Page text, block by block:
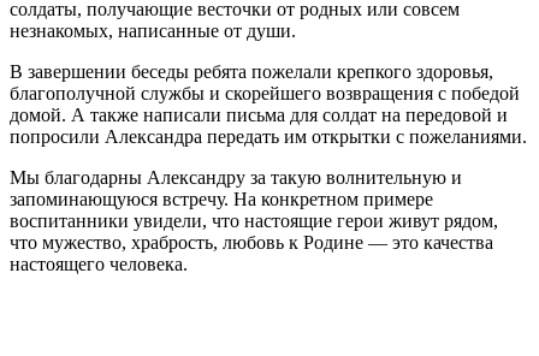
солдаты, получающие весточки от родных или совсем
незнакомых, написанные от души.
В завершении беседы ребята пожелали крепкого здоровья,
благополучной службы и скорейшего возвращения с победой
домой. А также написали письма для солдат на передовой и
попросили Александра передать им открытки с пожеланиями.
Мы благодарны Александру за такую волнительную и
запоминающуюся встречу. На конкретном примере
воспитанники увидели, что настоящие герои живут рядом,
что мужество, храбрость, любовь к Родине — это качества
настоящего человека.